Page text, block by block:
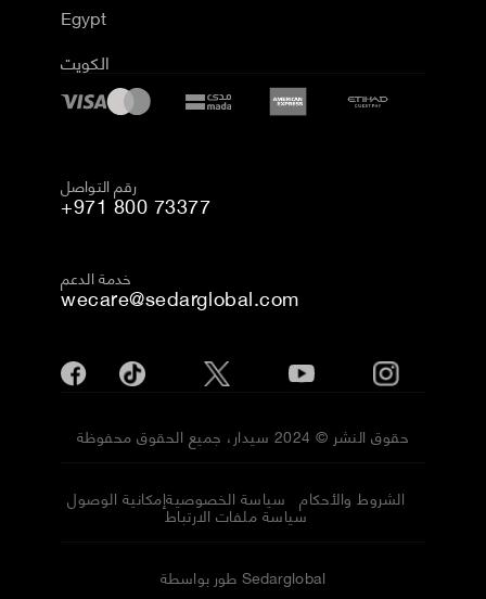
Egypt
الكويت
رقم التواصل
+971 800 73377
خدمة الدعم
wecare@sedarglobal.com
حقوق النشر © 2024 سيدار، جميع الحقوق محفوظة
إمكانية الوصولسياسة الخصوصية الشروط والأحكام
سياسة ملفات الارتباط
طور بواسطة Sedarglobal